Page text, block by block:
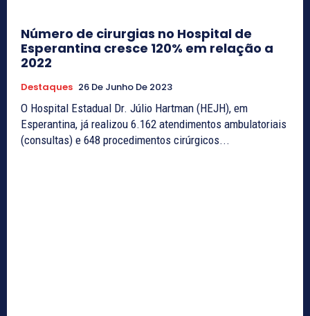
Número de cirurgias no Hospital de
Esperantina cresce 120% em relação a
2022
Destaques 26 De Junho De 2023
O Hospital Estadual Dr. Júlio Hartman (HEJH), em
Esperantina, já realizou 6.162 atendimentos ambulatoriais
(consultas) e 648 procedimentos cirúrgicos...